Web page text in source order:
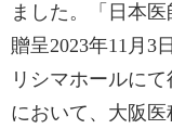
ました。「日本
贈呈2023年11月3
リシマホールに
において、大阪